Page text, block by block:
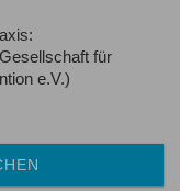
für
e.V.)